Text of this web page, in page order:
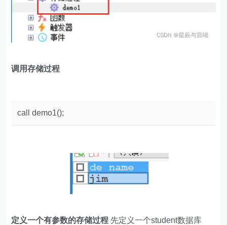
调用存储过程
call demo1();
定义一个有参数的存储过程 先定义一个student数据库